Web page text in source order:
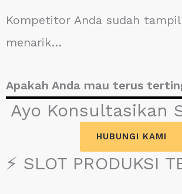
Kompetitor Anda sudah
menarik…
Apakah Anda mau terus
Ayo Konsultasikan
HUBUNGI KAMI
⚡ SLOT PRODUKSI